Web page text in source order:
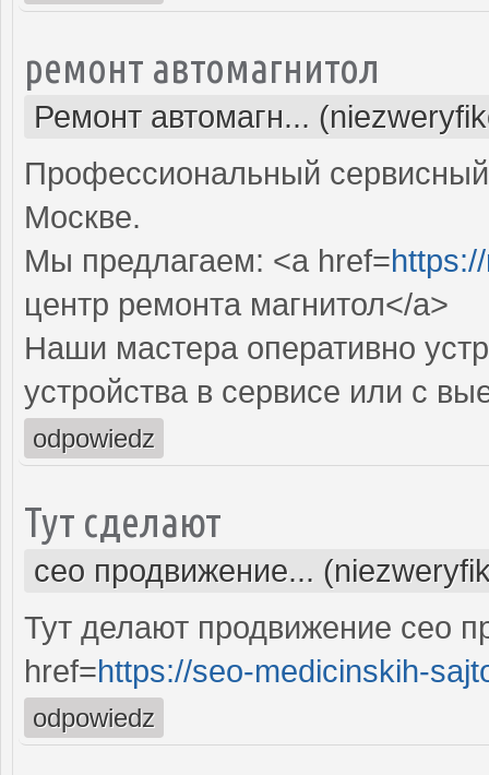
ремонт автомагнитол
Ремонт автомагн...
Профессиональный
Москве.
Мы предлагаем: <a href=
центр ремонта магнитол</a>
Наши мастера оперативно
устройства в сервисе или с
odpowiedz
Тут сделают
сео продвижение...
Тут делают продвижение сео
href=https://seo-medicinskih-
odpowiedz